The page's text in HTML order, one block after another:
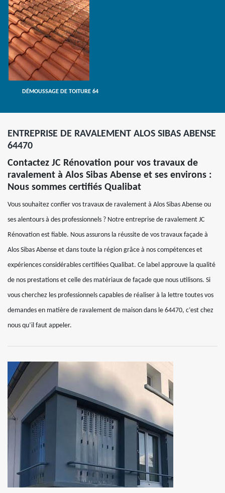
DÉMOUSSAGE DE TOITURE 64
ENTREPRISE DE RAVALEMENT ALOS SIBAS ABENSE
64470
Contactez JC Rénovation pour vos travaux de
ravalement à Alos Sibas Abense et ses environs :
Nous sommes certifiés Qualibat
Vous souhaitez confier vos travaux de ravalement à Alos Sibas Abense ou
ses alentours à des professionnels ? Notre entreprise de ravalement JC
Rénovation est fiable. Nous assurons la réussite de vos travaux façade à
Alos Sibas Abense et dans toute la région grâce à nos compétences et
expériences considérables certifiées Qualibat. Ce label approuve la qualité
de nos prestations et celle des matériaux de façade que nous utilisons. Si
vous cherchez les professionnels capables de réaliser à la lettre toutes vos
demandes en matière de ravalement de maison dans le 64470, c’est chez
nous qu’il faut appeler.